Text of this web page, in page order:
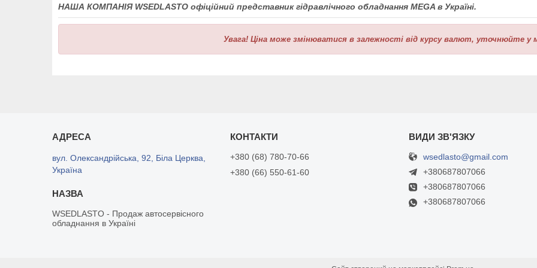
НАША КОМПАНІЯ WSEDLASTO офіційний представник гідравлічного обладнання MEGA в Україні.
Увага! Ціна може змінюватися в залежності від курсу валют, уточнюйте у
вул. Олександрійська, 92, Біла Церква,
Україна
WSEDLASTO - Продаж автосервісного
обладнання в Україні
+380 (68) 780-70-66
+380 (66) 550-61-60
wsedlasto@gmail.com
+380687807066
+380687807066
+380687807066